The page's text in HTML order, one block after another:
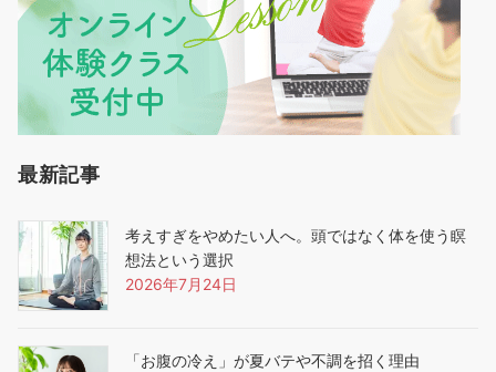
最新記事
考えすぎをやめたい人へ。頭ではなく体を使う瞑
想法という選択
2026年7月24日
「お腹の冷え」が夏バテや不調を招く理由